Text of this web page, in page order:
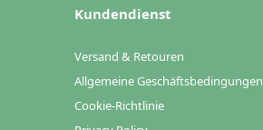
Kundendienst
Versand & Retouren
Allgemeine Geschäftsbedingungen
Cookie-Richtlinie